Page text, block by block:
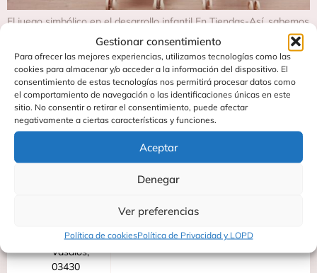
Gestionar consentimiento
Para ofrecer las mejores experiencias, utilizamos tecnologías como las
cookies para almacenar y/o acceder a la información del dispositivo. El
consentimiento de estas tecnologías nos permitirá procesar datos como
el comportamiento de navegación o las identificaciones únicas en este
sitio. No consentir o retirar el consentimiento, puede afectar
negativamente a ciertas características y funciones.
Aceptar
Denegar
Ver preferencias
Política de cookiesPolítica de Privacidad y LOPD
El juego simbólico en el desarrollo infantil En Tiendas-Así, sabemos
que el juego simbólico es una parte esencial del crecimiento de los
niños. A través del cuidado de sus muñecos, los más pequeños
desarrollan empatía, creatividad e imaginación. Por eso, además
de ofrecer todos los muñecos de la colección ASÍ, hemos querido
ir un paso […]
C/
los
Vasalos,
03430
Soporte
Preguntas
Frecuentes
Catálogos